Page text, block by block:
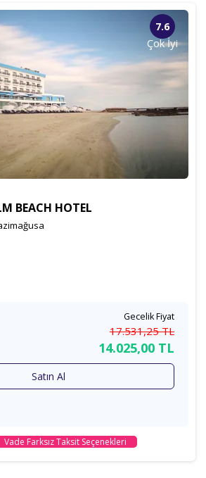
7.6
Çok İyi
BEACH HOTEL
Gecelik Fiyat
17.531,25TL
14.025,00 TL
Satın Al
Vade Farksız Taksit Seçenekleri